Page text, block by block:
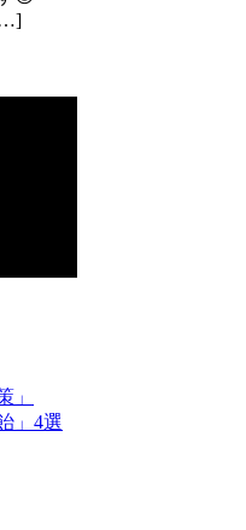
」
」4選